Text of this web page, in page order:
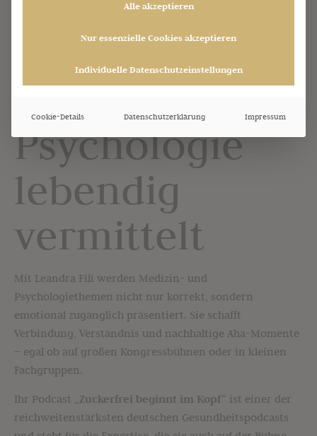
Medizin &
Psychologie
lebendig
vermittelt
Mit Leandra Fili werden Medizin- und
Psychologiethemen nicht nur korrekt, sondern
emotional zugänglich präsentiert. Sie schafft
Verbindung, Verständnis und nachhaltige Aha-Momente
– egal ob auf großen Kongressbühnen oder in kleinen
Fachgruppen.
Ihr Podcast „Zuckerfrei beginnt im Kopf“ ist einer der
reichweitenstärksten deutschen Gesundheitspodcasts
Alle akzeptieren
Nur essenzielle Cookies akzeptieren
Individuelle Datenschutzeinstellungen
Cookie-Details Datenschutzerklärung Impressum